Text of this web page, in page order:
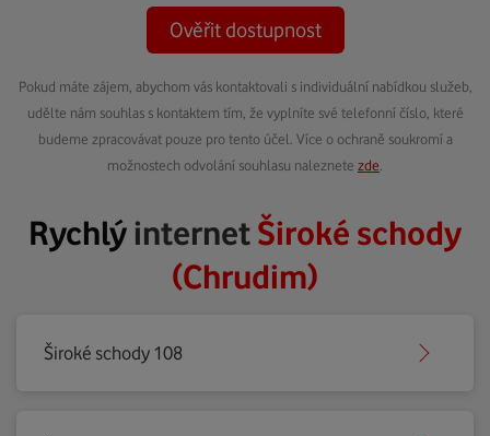
Ověřit dostupnost
Pokud máte zájem, abychom vás kontaktovali s individuální nabídkou služeb,
udělte nám souhlas s kontaktem tím, že vyplníte své telefonní číslo, které
budeme zpracovávat pouze pro tento účel. Více o ochraně soukromí a
možnostech odvolání souhlasu naleznete zde
RychlýinternetŠiroké schody
(Chrudim)
Široké schody 108